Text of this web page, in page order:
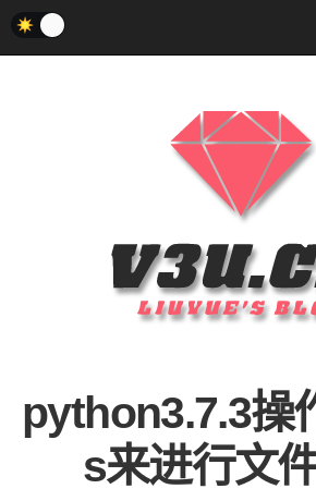
python3.7.3操
s来进行文